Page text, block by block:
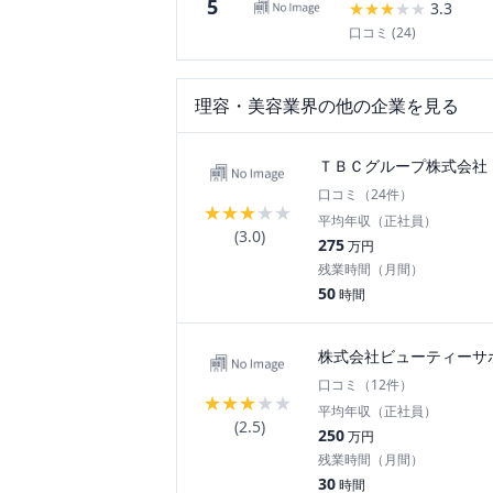
5
★★★★ ★ 3.3
口コミ (24)
理容・美容業界の他の企業を見る
★★★★★
(3.0)
ＴＢＣグループ株式会社
口コミ（24件）
平均年収（正社員）
275万円
残業時間（月間）
50時間
★★★★★
(2.5)
株式会社ビューティーサ
口コミ（12件）
平均年収（正社員）
250万円
残業時間（月間）
30時間